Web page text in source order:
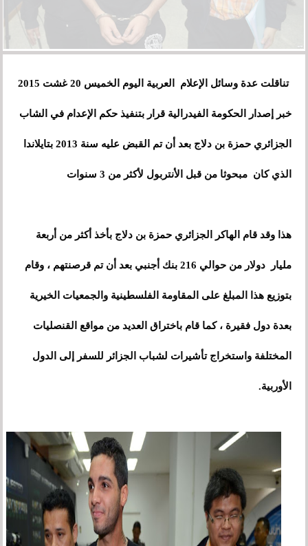
تناقلت عدة وسائل الإعلام العربية اليوم الخميس 20 غشت 2015
خبر إصدار الحكومة الفيدرالية قرار بتنفيذ حكم الإعدام في الشاب
الجزائري حمزة بن دلاج بعد أن تم القبض عليه سنة 2013 بتايلاندا
الذي كان مبحوثا من قبل الأنتربول لأكثر من 3 سنوات
هذا وقد قام الهاكر الجزائري حمزة بن دلاج بأخذ أكثر من أربعة
مليار دولار من حوالي 216 بنك أجنبي بعد أن تم قرصنتهم ، وقام
بتوزيع هذا المبلغ على المقاومة الفلسطينية والجمعيات الخيرية
بعدة دول فقيرة ، كما قام باختراق العديد من مواقع القنصليات
المختلفة واستخراج تأشيرات لشباب الجزائر للسفر إلى الدول
الأوربية.